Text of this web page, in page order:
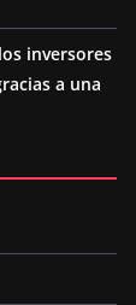
inversores
a una